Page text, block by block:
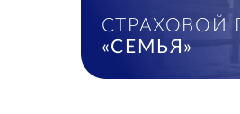
СТРАХОВОЙ
«СЕМЬЯ»